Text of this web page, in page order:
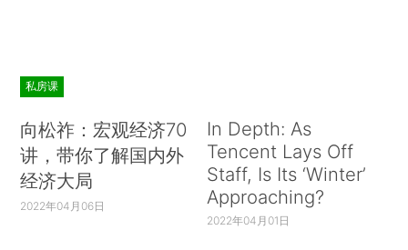
私房课
向松祚：宏观经济70
讲，带你了解国内外
经济大局
2022年04月06日
In Depth: As
Tencent Lays Off
Staff, Is Its ‘Winter’
Approaching?
2022年04月01日